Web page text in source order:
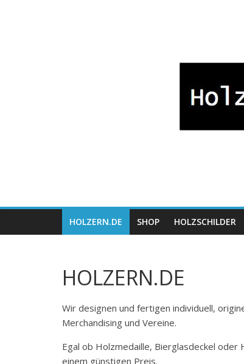
Holzwaren
Fabrikation
HOLZERN.DE SHOP HOLZSCHILDER
HOLZERN.DE
Wir designen und fertigen individuell,
Merchandising und Vereine.
Egal ob Holzmedaille, Bierglasdeckel
einem günstigen Preis.